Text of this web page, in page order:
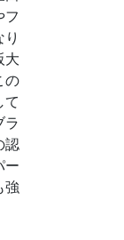
フ
大
の
て
ラ
認
ー
強